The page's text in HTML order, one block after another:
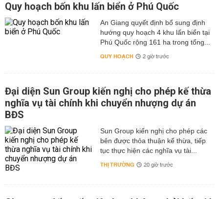
Quy hoạch bốn khu lấn biển ở Phú Quốc
An Giang quyết định bổ sung định
hướng quy hoạch 4 khu lấn biển tại
Phú Quốc rộng 161 ha trong tổng...
QUY HOẠCH 2 giờ trước
Đại diện Sun Group kiến nghị cho phép kế thừa
nghĩa vụ tài chính khi chuyển nhượng dự án
BĐS
Sun Group kiến nghị cho phép các
bên được thỏa thuận kế thừa, tiếp
tục thực hiện các nghĩa vụ tài...
THỊ TRƯỜNG 20 giờ trước